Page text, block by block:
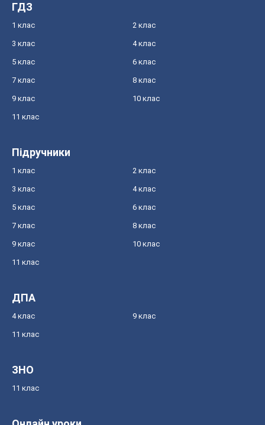
ГДЗ
1 клас 2 клас
3 клас 4 клас
5 клас 6 клас
7 клас 8 клас
9 клас 10 клас
11 клас
Підручники
1 клас 2 клас
3 клас 4 клас
5 клас 6 клас
7 клас 8 клас
9 клас 10 клас
11 клас
ДПА
4 клас 9 клас
11 клас
ЗНО
11 клас